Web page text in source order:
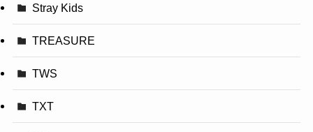
Stray Kids
TREASURE
TWS
TXT